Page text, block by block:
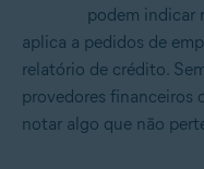
podem indicar
aplica a pedidos de
relatório de crédito.
provedores financeiros
notar algo que não